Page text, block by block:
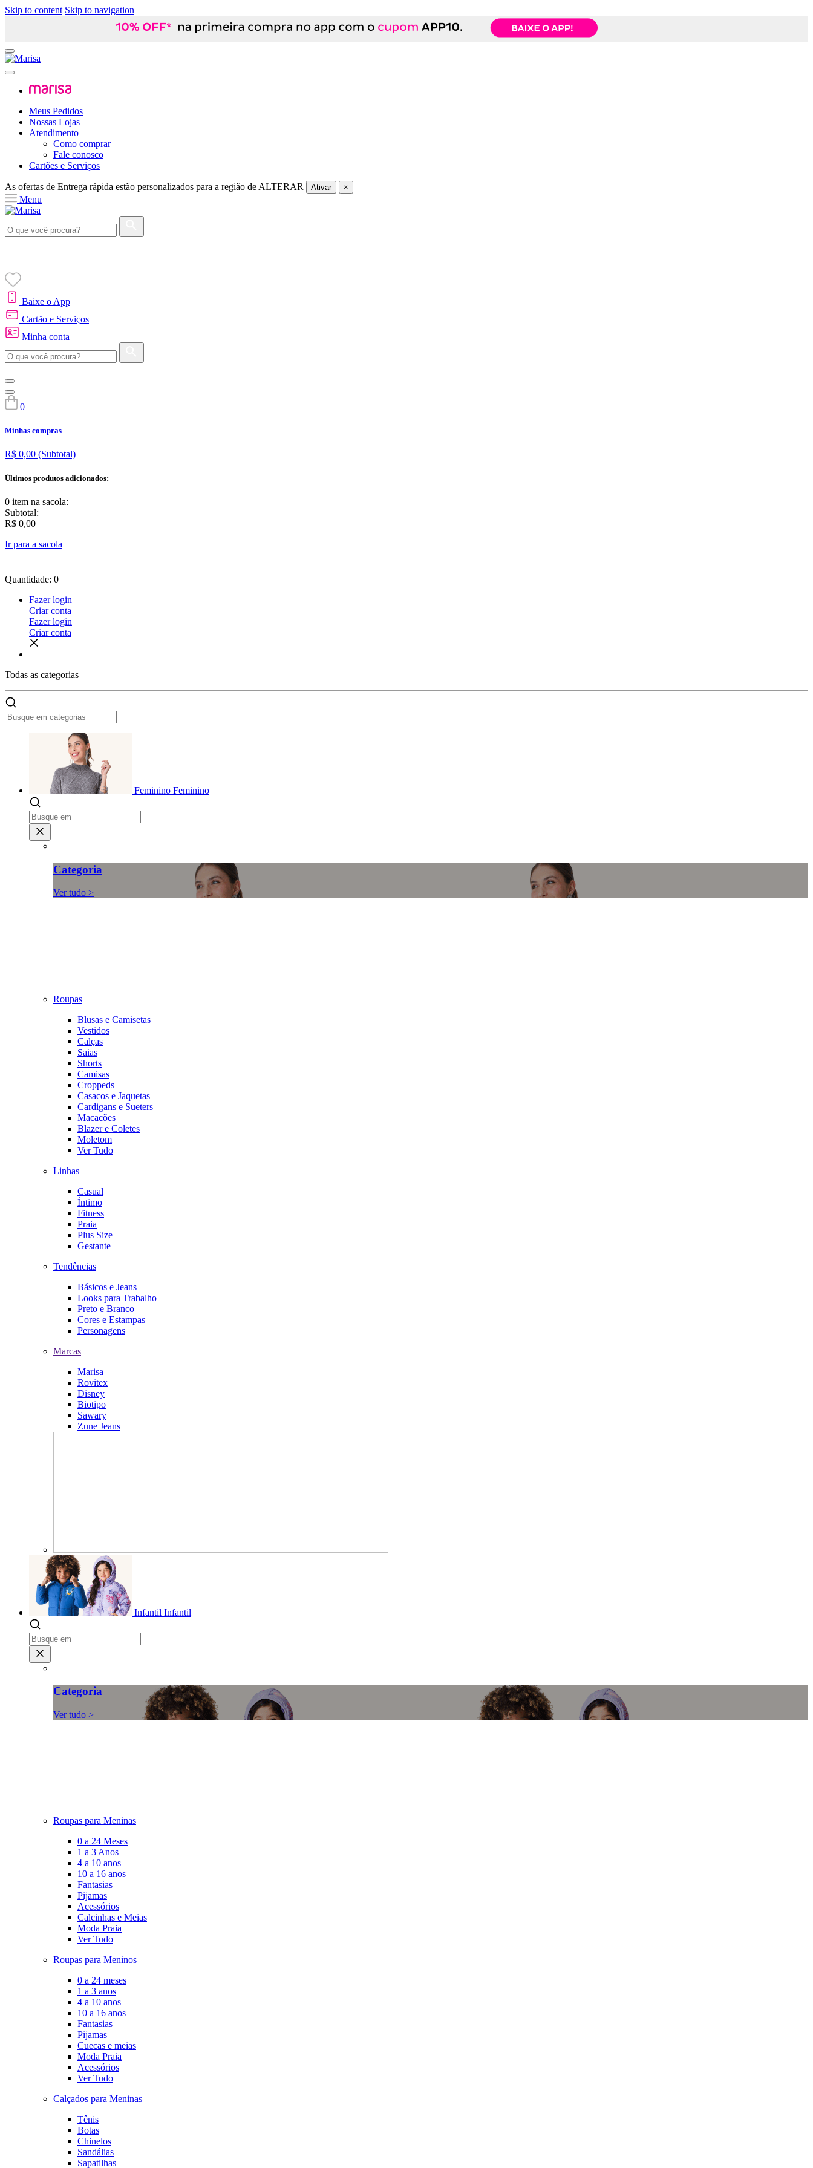
Skip to content Skip to navigation
Meus Pedidos
Nossas Lojas
Atendimento
Como comprar
Fale conosco
Cartões e Serviços
As ofertas de Entrega rápida estão personalizados para a região de ALTERAR Ativar ×
Menu
Baixe o App
Cartão e Serviços
Minha conta
0
Minhas compras
R$ 0,00 (Subtotal)
Últimos produtos adicionados:
0 item na sacola:
Subtotal:
R$ 0,00
Ir para a sacola
Quantidade: 0
Fazer login
Criar conta
Fazer login
Criar conta
Todas as categorias
Feminino Feminino
Categoria
Ver tudo >
Roupas
Blusas e Camisetas
Vestidos
Calças
Saias
Shorts
Camisas
Croppeds
Casacos e Jaquetas
Cardigans e Sueters
Macacões
Blazer e Coletes
Moletom
Ver Tudo
Linhas
Casual
Íntimo
Fitness
Praia
Plus Size
Gestante
Tendências
Básicos e Jeans
Looks para Trabalho
Preto e Branco
Cores e Estampas
Personagens
Marcas
Marisa
Rovitex
Disney
Biotipo
Sawary
Zune Jeans
Infantil Infantil
Categoria
Ver tudo >
Roupas para Meninas
0 a 24 Meses
1 a 3 Anos
4 a 10 anos
10 a 16 anos
Fantasias
Pijamas
Acessórios
Calcinhas e Meias
Moda Praia
Ver Tudo
Roupas para Meninos
0 a 24 meses
1 a 3 anos
4 a 10 anos
10 a 16 anos
Fantasias
Pijamas
Cuecas e meias
Moda Praia
Acessórios
Ver Tudo
Calçados para Meninas
Tênis
Botas
Chinelos
Sandálias
Sapatilhas